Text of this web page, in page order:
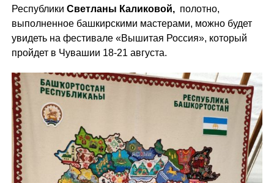
Республики Светланы Каликовой, полотно,
выполненное башкирскими мастерами, можно будет
увидеть на фестивале «Вышитая Россия», который
пройдет в Чувашии 18-21 августа.